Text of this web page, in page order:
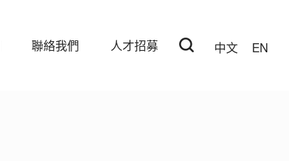
中文 EN
聯絡我們 人才招募